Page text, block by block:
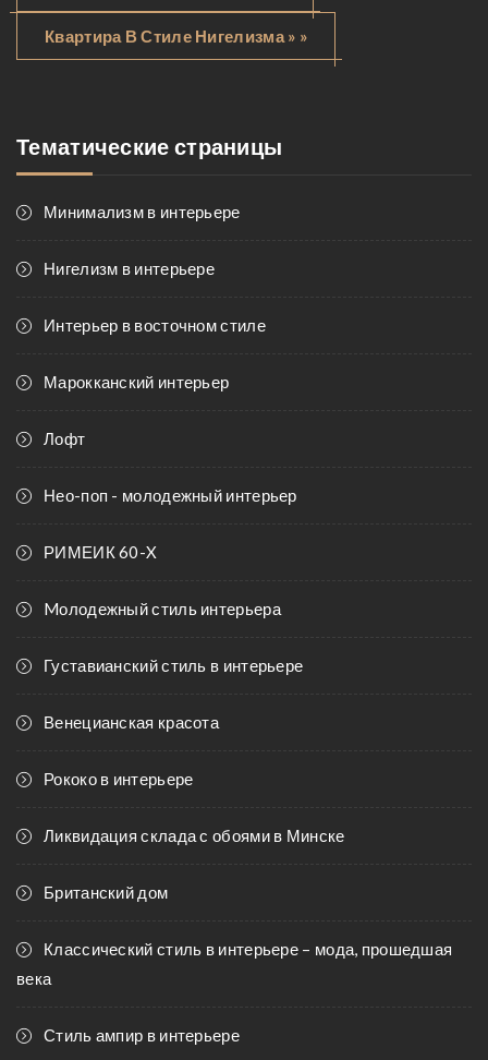
Квартира В Стиле Нигелизма » »
Тематические страницы
Минимализм в интерьере
Нигелизм в интерьере
Интерьер в восточном стиле
Марокканский интерьер
Лофт
Нео-поп - молодежный интерьер
РИМЕИК 60-X
Mолодежный стиль интерьера
Густавианский стиль в интерьере
Венецианская красота
Рококо в интерьере
Ликвидация склада с обоями в Минске
Британский дом
Классический стиль в интерьере – мода, прошедшая
века
Стиль ампир в интерьере